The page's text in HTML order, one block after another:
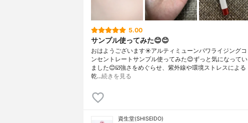
5.00
サンプル使ってみた😊😊
おはようございます☀アルティミューンパワライジングコ
ンセントレートサンプル使ってみた😊ずっと気になってい
ました😊☑️強さをめぐらせ、紫外線や環境ストレスによる
乾…続きを見る
資生堂(SHISEIDO)